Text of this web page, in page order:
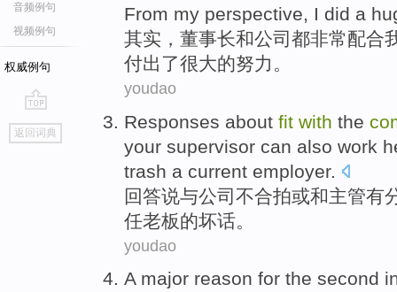
音频例句
视频例句
权威例句
go
top
返回词典
From my perspective, I did a
其实 ， 董事长和公司 都非常配合
付出了很大的努力。
youdao
Responses about fit with the
your supervisor can also work
trash a current employer.
回答说与公司 不合拍或和主管有
任老板的坏话。
youdao
A major reason for the second